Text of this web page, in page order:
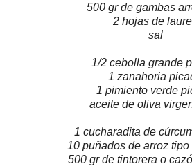
500 gr de gambas
2 hojas de
sal
1/2 cebolla grande
1 zanahoria
1 pimiento verde
aceite de oliva
1 cucharadita de
10 puñados de arroz
500 gr de tintorera o